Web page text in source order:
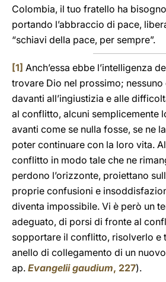
Colombia, il tuo fratello ha
portando l’abbraccio di pace,
“schiavi della pace, per sempre”.
[1] Anch’essa ebbe l’intelligenza
trovare Dio nel prossimo;
davanti all’ingiustizia e alle
al conflitto, alcuni semplicemente
avanti come se nulla fosse, se ne
poter continuare con la loro vita.
conflitto in modo tale che ne
perdono l’orizzonte, proiettano
proprie confusioni e
diventa impossibile. Vi è però un
adeguato, di porsi di fronte al
sopportare il conflitto, risolverlo e
anello di collegamento di un
ap. Evangelii gaudium, 227).